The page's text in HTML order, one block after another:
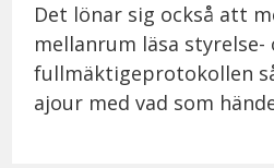
Det lönar sig också att
mellanrum läsa styrelse-
fullmäktigeprotokollen
ajour med vad som